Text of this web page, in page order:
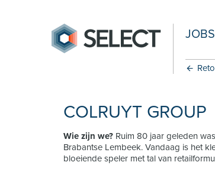
JOBS
COLRUYT GROUP
Wie zijn we? Ruim 80 jaar geleden
Brabantse Lembeek. Vandaag is het
bloeiende speler met tal van